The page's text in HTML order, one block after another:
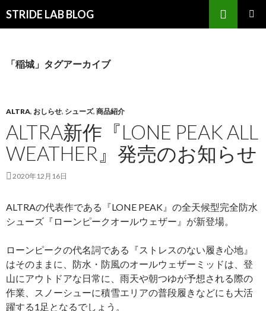
STRIDE LAB BLOG
索
ン
キ
ッ
プ
「稲城」タグアーカイブ
ALTRA, おしらせ, シューズ, 商品紹介
ALTRA新作『LONE PEAK ALL
WEATHER』発売のお知らせ
2020年12月16日
ALTRAの代表作である『LONE PEAK』の全天候型完全防水
シューズ『ローンピークオールウェザー』が新登場。
ローンピークの代名詞である『ストレスのない履き心地』
はそのままに、防水・防風のオールウェザーミッドは、登
山にアウトドアな日常に、雨天や朝つゆが予想される際の
作業、スノーシューに積雪エリアの普段履きなどにも大活
躍する1足となるでしょう。